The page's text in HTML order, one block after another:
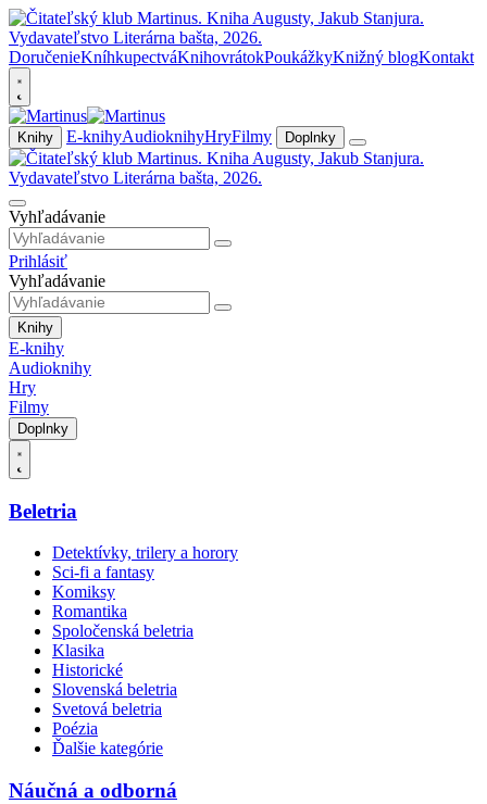
DoručenieKníhkupectváKnihovrátokPoukážkyKnižný blogKontakt
Knihy E-knihyAudioknihyHryFilmy Doplnky
Vyhľadávanie
Prihlásiť
Vyhľadávanie
Knihy
E-knihy
Audioknihy
Hry
Filmy
Doplnky
Beletria
Detektívky, trilery a horory
Sci-fi a fantasy
Komiksy
Romantika
Spoločenská beletria
Klasika
Historické
Slovenská beletria
Svetová beletria
Poézia
Ďalšie kategórie
Náučná a odborná